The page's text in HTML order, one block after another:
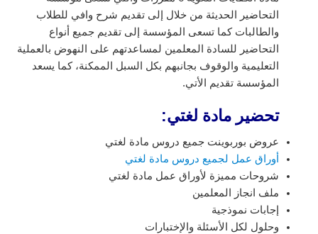
التحاضير الحديثة من خلال إلى تقديم شرح وافي للطلاب
والطالبات كما تسعى المؤسسة إلى تقديم جميع أنواع
التحاضير للسادة المعلمين لمساعدتهم على النهوض بالعملية
التعليمية والوقوف بجانبهم بكل السبل الممكنة، كما يسعد
المؤسسة تقديم الأتي.
تحضير مادة لغتي:
عروض بوربوينت جميع دروس مادة لغتي
أوراق عمل لجميع دروس مادة لغتي
شروحات مميزة لأوراق عمل مادة لغتي
ملف انجاز المعلمين
إجابات نموذجية
وحلول لكل الأسئلة والإختبارات